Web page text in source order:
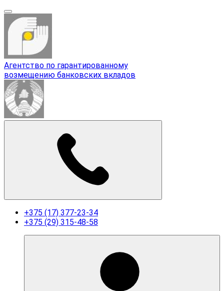
Агентство по гарантированному
возмещению банковских вкладов
+375 (17) 377-23-34
+375 (29) 315-48-58